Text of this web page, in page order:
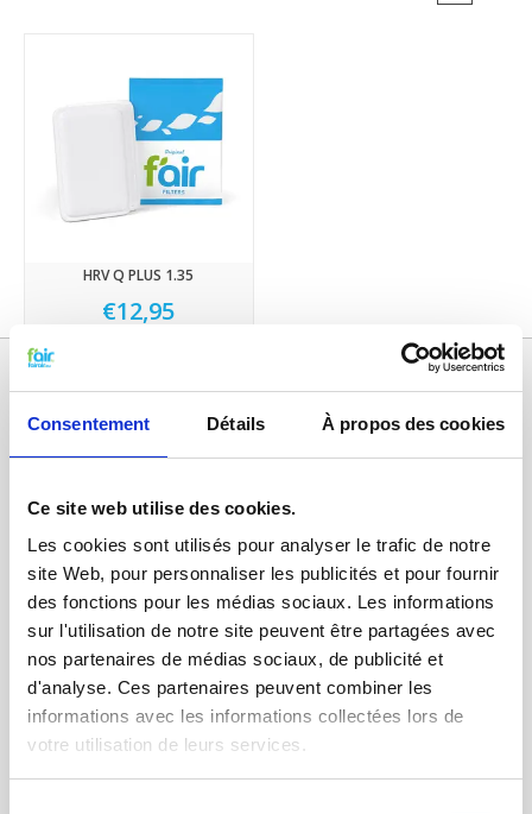
Consentement Détails À propos des cookies
Ce site web utilise des cookies.
Les cookies sont utilisés pour analyser le trafic de notre
site Web, pour personnaliser les publicités et pour fournir
des fonctions pour les médias sociaux. Les informations
sur l'utilisation de notre site peuvent être partagées avec
nos partenaires de médias sociaux, de publicité et
d'analyse. Ces partenaires peuvent combiner les
informations avec les informations collectées lors de
votre utilisation de leurs services.
HRV Q PLUS 1.35
€12,95
Catégories
FILTRES VMC DOUBLE FLUX
FILTRE À AIR POUR CHAUFFAGE
TISSUS FILTRANTS ET MATS
FILTRES À POCHES